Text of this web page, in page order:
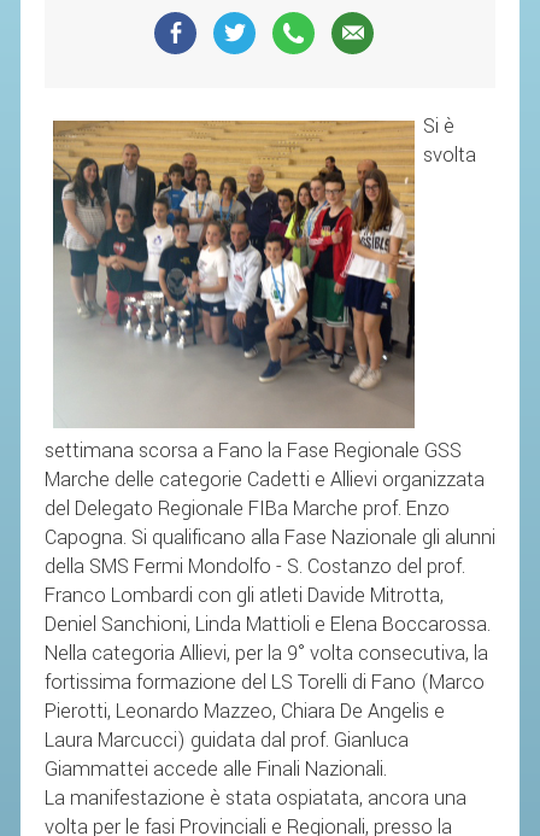
Si è
svolta
settimana scorsa a Fano la Fase Regionale GSS
Marche delle categorie Cadetti e Allievi organizzata
del Delegato Regionale FIBa Marche prof. Enzo
Capogna. Si qualificano alla Fase Nazionale gli alunni
della SMS Fermi Mondolfo - S. Costanzo del prof.
Franco Lombardi con gli atleti Davide Mitrotta,
Deniel Sanchioni, Linda Mattioli e Elena Boccarossa.
Nella categoria Allievi, per la 9° volta consecutiva, la
fortissima formazione del LS Torelli di Fano (Marco
Pierotti, Leonardo Mazzeo, Chiara De Angelis e
Laura Marcucci) guidata dal prof. Gianluca
Giammattei accede alle Finali Nazionali.
La manifestazione è stata ospiatata, ancora una
volta per le fasi Provinciali e Regionali, presso la
SEGRETERIA FEDERALE
CONTATTI
CIRCOLARI
RESPONSABILITÀ SOCIALE
SAFEGUARDING
RICHIESTA PATROCINIO
GIUSTIZIA FEDERALE
REGOLAMENTI
PROVVEDIMENTI
ORGANI DI GIUSTIZIA FEDERALE
MAGLIA AZZURRA
STAFF TECNICO
CTF – PALABADMINTON
ATLETI D'INTERESSE NAZIONALE
SCHEDE ATLETI
VOLA CON NOI
CENTRI TECNICI TERRITORIALI